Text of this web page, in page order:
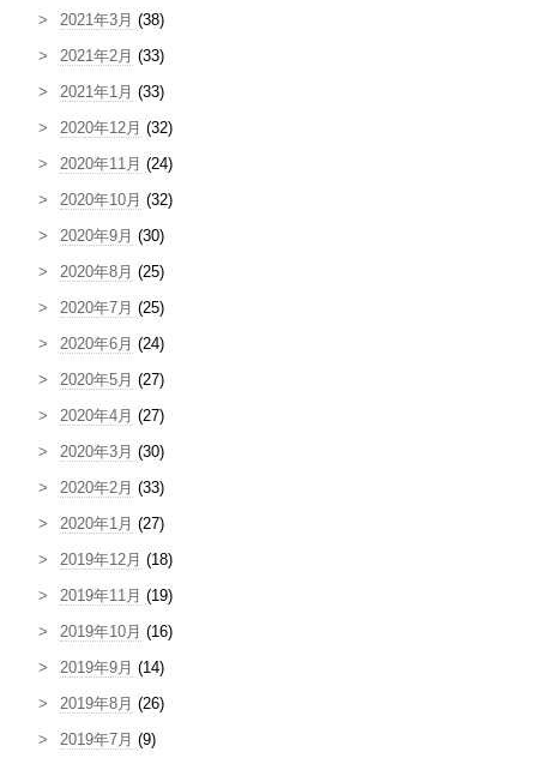
2021年3月 (38)
2021年2月 (33)
2021年1月 (33)
2020年12月 (32)
2020年11月 (24)
2020年10月 (32)
2020年9月 (30)
2020年8月 (25)
2020年7月 (25)
2020年6月 (24)
2020年5月 (27)
2020年4月 (27)
2020年3月 (30)
2020年2月 (33)
2020年1月 (27)
2019年12月 (18)
2019年11月 (19)
2019年10月 (16)
2019年9月 (14)
2019年8月 (26)
2019年7月 (9)